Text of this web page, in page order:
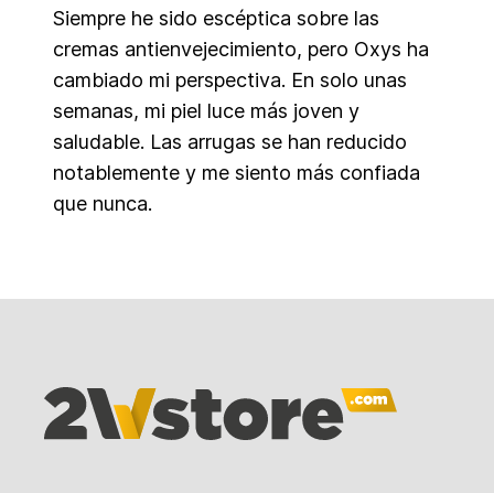
Siempre he sido escéptica sobre las
cremas antienvejecimiento, pero Oxys ha
cambiado mi perspectiva. En solo unas
semanas, mi piel luce más joven y
saludable. Las arrugas se han reducido
notablemente y me siento más confiada
que nunca.